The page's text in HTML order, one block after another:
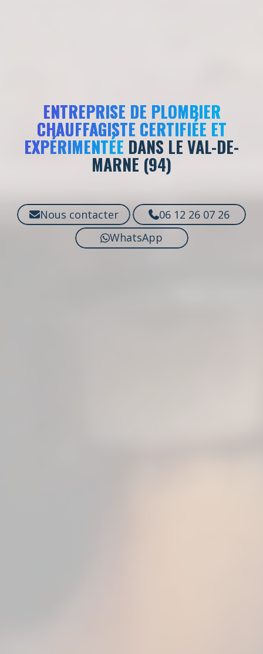
ENTREPRISE DE PLOMBIER
CHAUFFAGISTE CERTIFIÉE ET
EXPÉRIMENTÉE DANS LE VAL-DE-
MARNE (94)
Nous contacter
06 12 26 07 26
WhatsApp